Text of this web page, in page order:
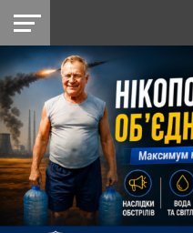
НІКОПОЛЬ
РАЙОН
СІЧЕСЛАВСЬКА
УКРАЇНА
РЕТРО
НІКОПОЛЬ
ЛАЙТ
УКРАЇНА
ДОПОМОГА
РАДІО